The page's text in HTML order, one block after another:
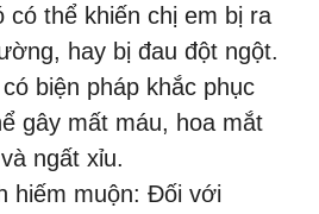
có thể khiến chị em bị ra
hay bị đau đột ngột.
biện pháp khắc phục
gây mất máu, hoa mắt
ngất xỉu.
hiếm muộn: Đối với